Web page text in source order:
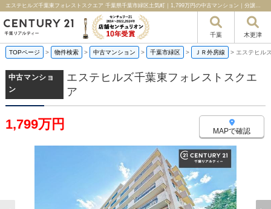
エステヒルズ千葉東フォレストスクエア 千葉県千葉市緑区土気町｜1,799万円の中古マンション｜分譲住宅や新築物件｜千葉リアルティー
千葉 木更津
TOPページ > 物件検索 > 中古マンション > 千葉市緑区 > ＪＲ外房線 > エステヒル
中古マンショ
ン
エステヒルズ千葉東フォレストスクエ
ア
1,799万円 MAPで確認